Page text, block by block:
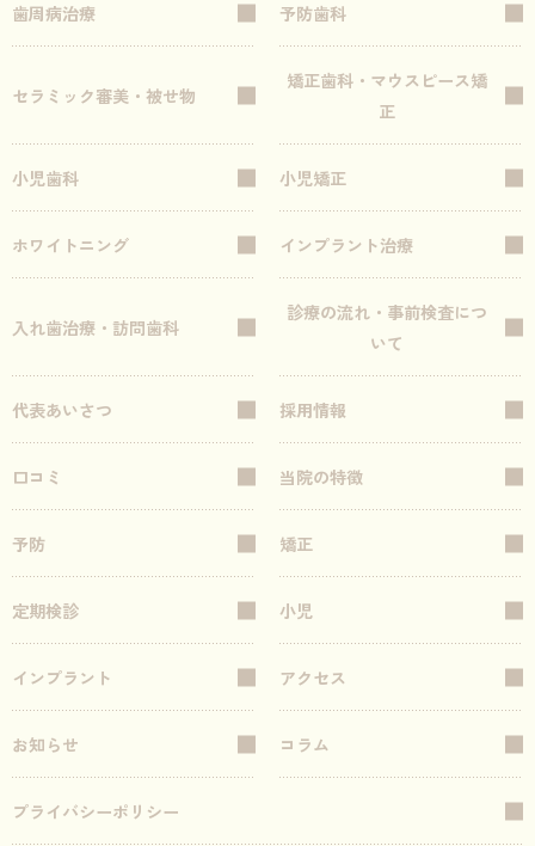
歯周病治療 予防歯科
セラミック審美・被せ物
矯正歯科・マウスピース矯
正
小児歯科 小児矯正
ホワイトニング インプラント治療
入れ歯治療・訪問歯科
診療の流れ・事前検査につ
いて
代表あいさつ 採用情報
口コミ 当院の特徴
予防 矯正
定期検診 小児
インプラント アクセス
お知らせ コラム
プライバシーポリシー